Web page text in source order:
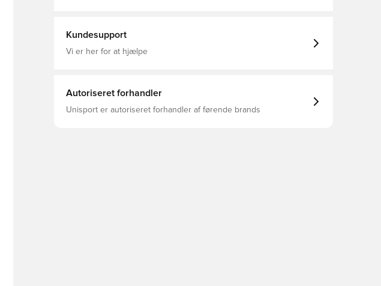
Kundesupport
Vi er her for at hjælpe
Autoriseret forhandler
Unisport er autoriseret forhandler af førende brands